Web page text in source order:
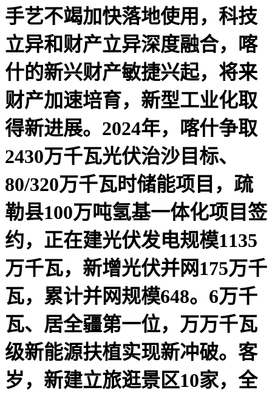
手艺不竭加快落地使用，科技
立异和财产立异深度融合，喀
什的新兴财产敏捷兴起，将来
财产加速培育，新型工业化取
得新进展。2024年，喀什争取
2430万千瓦光伏治沙目标、
80/320万千瓦时储能项目，疏
勒县100万吨氢基一体化项目签
约，正在建光伏发电规模1135
万千瓦，新增光伏并网175万千
瓦，累计并网规模648。6万千
瓦、居全疆第一位，万万千瓦
级新能源扶植实现新冲破。客
岁，新建立旅逛景区10家，全